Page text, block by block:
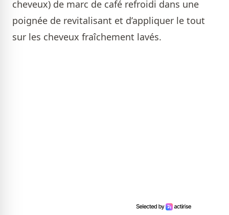
cheveux) de marc de café refroidi dans une
poignée de revitalisant et d’appliquer le tout
sur les cheveux fraîchement lavés.